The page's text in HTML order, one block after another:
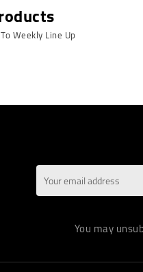
Weekly Line Up
You may